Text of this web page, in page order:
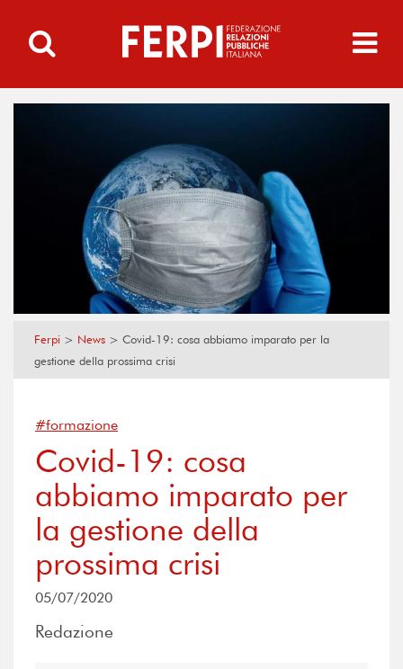
Ferpi > News > Covid-19: cosa abbiamo imparato per la
gestione della prossima crisi
#formazione
Covid-19: cosa
abbiamo imparato per
la gestione della
prossima crisi
05/07/2020
Redazione